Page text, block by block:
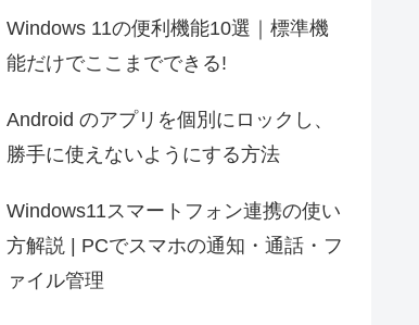
Windows 11の便利機能10選｜標準機
能だけでここまでできる!
Android のアプリを個別にロックし、
勝手に使えないようにする方法
Windows11スマートフォン連携の使い
方解説 | PCでスマホの通知・通話・フ
ァイル管理